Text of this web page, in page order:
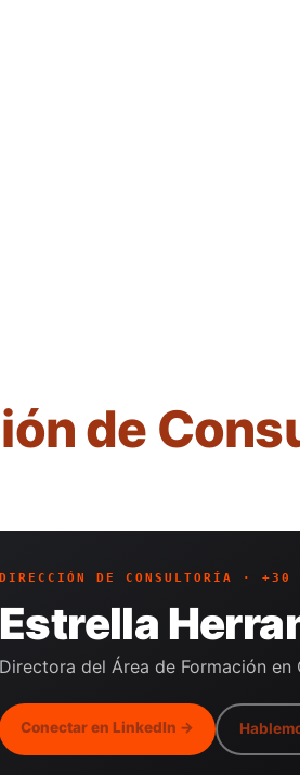
de
DIRECCIÓN DE CONSULTORÍA · +30
Estrella
Directora del Área de Formación en
Conectar en LinkedIn →